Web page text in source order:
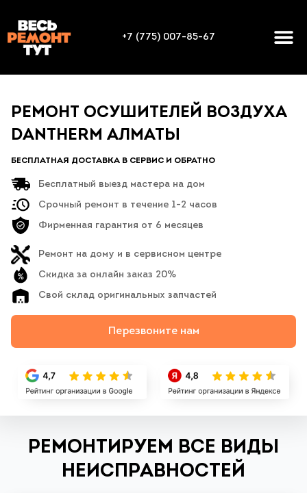
+7 (775) 007-85-67
РЕМОНТ ОСУШИТЕЛЕЙ ВОЗДУХА
DANTHERM АЛМАТЫ
БЕСПЛАТНАЯ ДОСТАВКА В СЕРВИС И ОБРАТНО
Бесплатный выезд мастера на дом
Срочный ремонт в течение 1-2 часов
Фирменная гарантия от 6 месяцев
Ремонт на дому и в сервисном центре
Скидка за онлайн заказ 20%
Свой склад оригинальных запчастей
Перезвоните нам
РЕМОНТИРУЕМ ВСЕ ВИДЫ
НЕИСПРАВНОСТЕЙ